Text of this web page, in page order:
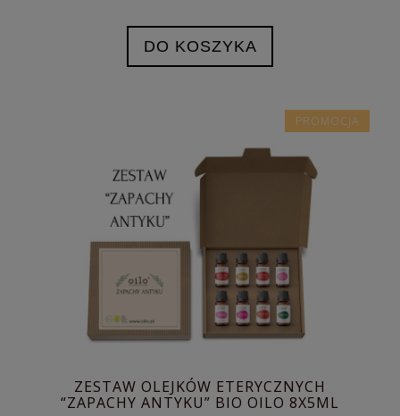
DO KOSZYKA
ZESTAW OLEJKÓW ETERYCZNYCH
“ZAPACHY ANTYKU” BIO OILO 8X5ML
PROMOCJA